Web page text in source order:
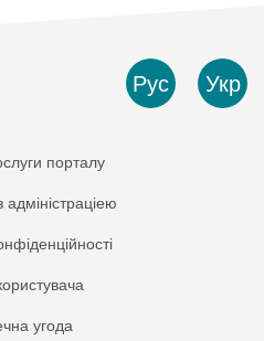
Рус Укр
порталу
адміністраціею
угода